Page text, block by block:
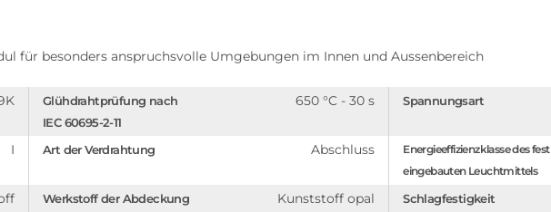
für besonders anspruchsvolle Umgebungen im Innen und Aussenbereich
Glühdrahtprüfung nach
IEC 60695-2-11
650 °C - 30 s Spannungsart
I Art der Verdrahtung Abschluss
Energieeffizienzklasse des fest
eingebauten Leuchtmittels
Werkstoff der Abdeckung Kunststoff opal Schlagfestigkeit